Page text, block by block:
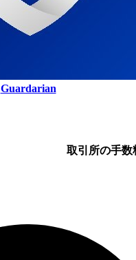
Guardarian
取引所の手数